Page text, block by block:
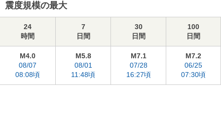
震度規模の最大
24
時間
7
日間
30
日間
100
日間
M4.0
08/07
08:08頃
M5.8
08/01
11:48頃
M7.1
07/28
16:27頃
M7.2
06/25
07:30頃